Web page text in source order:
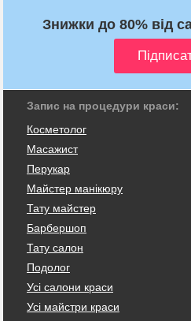
Знижки до 80% від
Запис на процедури краси:
Косметолог
Масажист
Перукар
Майстер манікюру
Тату майстер
Барбершоп
Тату салон
Подолог
Усі салони краси
Усі майстри краси